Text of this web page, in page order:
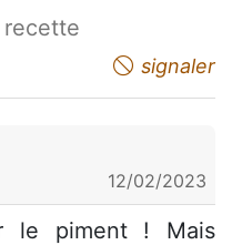
signaler
12/02/2023
le piment ! Mais